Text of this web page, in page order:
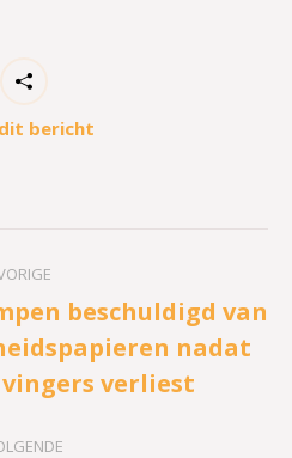
bericht
Vorig
bericht
beschuldigd van
nadat
verliest